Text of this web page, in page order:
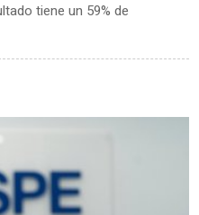
tiene un 59% de